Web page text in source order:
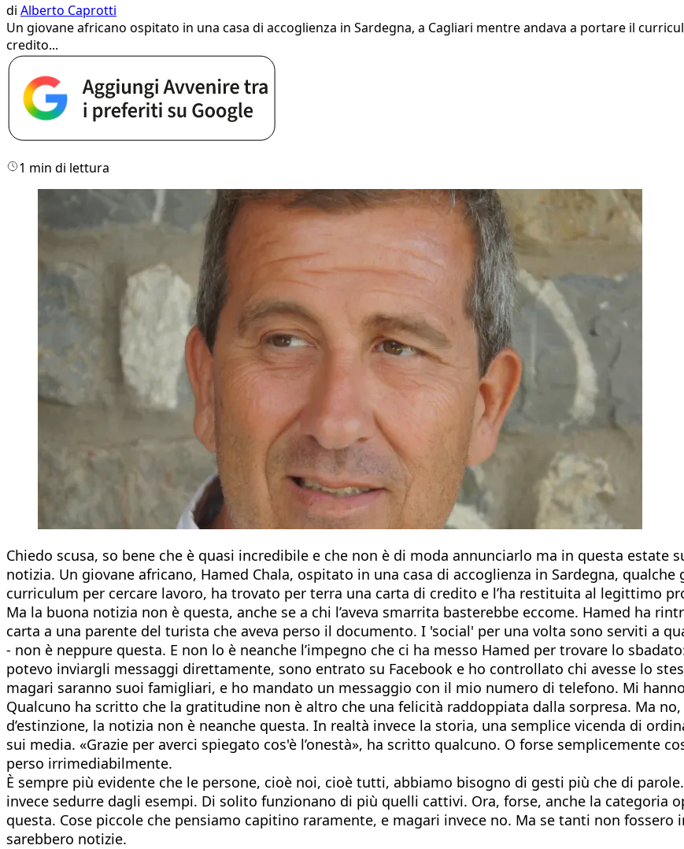
di Alberto Caprotti
Un giovane africano ospitato in una casa di accoglienza in Sardegna, a Cagliari mentre andava a portare il
credito...
1 min di lettura
Chiedo scusa, so bene che è quasi incredibile e che non è di moda annunciarlo ma in questa estate
notizia. Un giovane africano, Hamed Chala, ospitato in una casa di accoglienza in Sardegna,
curriculum per cercare lavoro, ha trovato per terra una carta di credito e l’ha restituita al legittimo
Ma la buona notizia non è questa, anche se a chi l’aveva smarrita basterebbe eccome. Hamed ha
carta a una parente del turista che aveva perso il documento. I 'social' per una volta sono serviti a
- non è neppure questa. E non lo è neanche l’impegno che ci ha messo Hamed per trovare lo
potevo inviargli messaggi direttamente, sono entrato su Facebook e ho controllato chi avesse lo
magari saranno suoi famigliari, e ho mandato un messaggio con il mio numero di telefono. Mi
Qualcuno ha scritto che la gratitudine non è altro che una felicità raddoppiata dalla sorpresa. Ma
d’estinzione, la notizia non è neanche questa. In realtà invece la storia, una semplice vicenda di
sui media. «Grazie per averci spiegato cos'è l’onestà», ha scritto qualcuno. O forse semplicemente
perso irrimediabilmente.
È sempre più evidente che le persone, cioè noi, cioè tutti, abbiamo bisogno di gesti più che di
invece sedurre dagli esempi. Di solito funzionano di più quelli cattivi. Ora, forse, anche la categoria
questa. Cose piccole che pensiamo capitino raramente, e magari invece no. Ma se tanti non
sarebbero notizie.